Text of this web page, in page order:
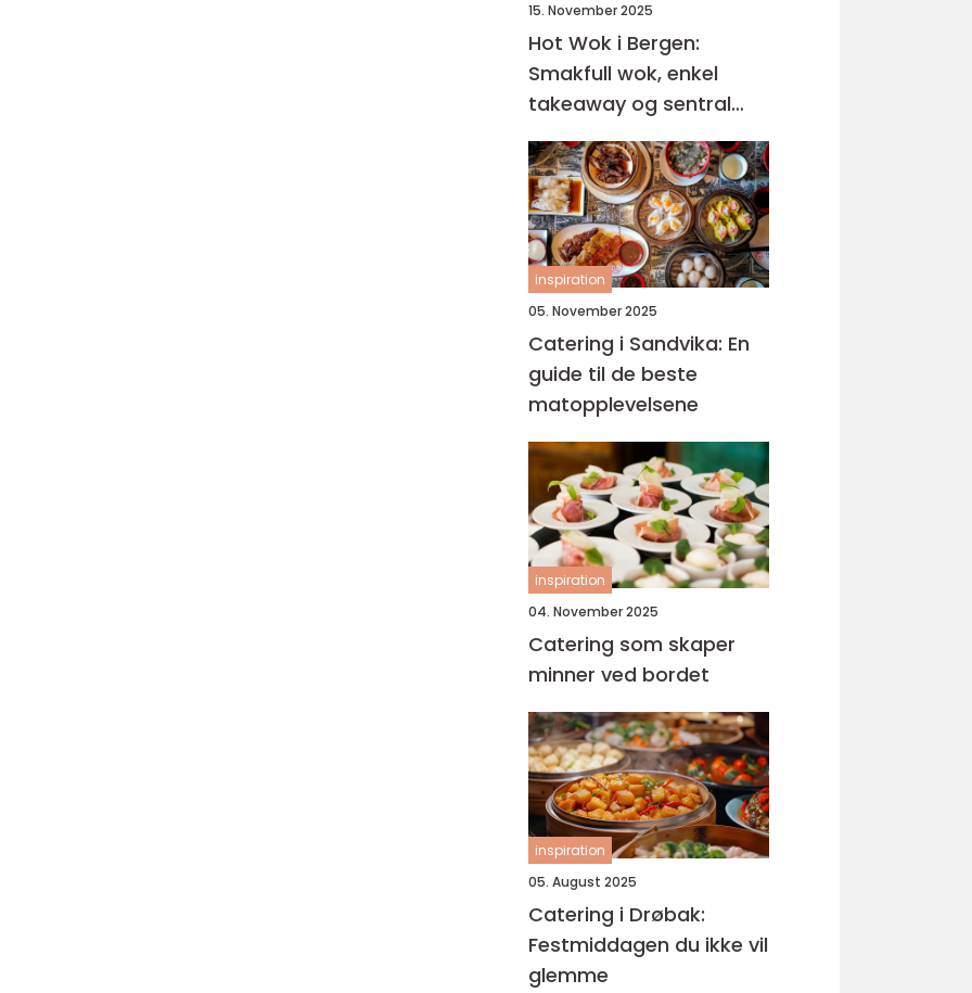
15. November 2025
Hot Wok i Bergen:
Smakfull wok, enkel
takeaway og sentral
beliggenhet
inspiration
05. November 2025
Catering i Sandvika: En
guide til de beste
matopplevelsene
inspiration
04. November 2025
Catering som skaper
minner ved bordet
inspiration
05. August 2025
Catering i Drøbak:
Festmiddagen du ikke vil
glemme